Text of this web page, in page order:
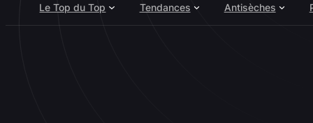
Le Top du Top Tendances Antisèches